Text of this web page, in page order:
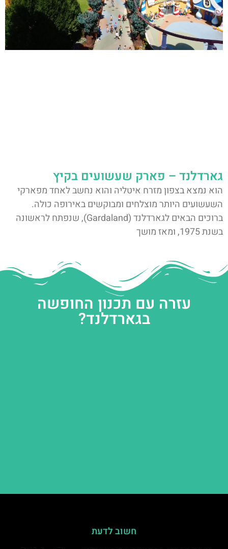
גארדלנד – פארק שעשועים בקיץ
הוא נמצא בצפון מזרח איטליה והוא נחשב לאחד מפארקי
השעשועים היותר מוצלחים ומבוקשים באירופה כולה.
ברוכים הבאים לגארדלנד (Gardaland), שנפתח לראשונה
בשנת 1975, ומאז מושך
עזרה עם תכנון החופשה
בגארדלנד?
חשוב לדעת